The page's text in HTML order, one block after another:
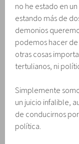
no he estado en
estando más de
demonios
podemos hacer
otras cosas
tertulianos, ni
Simplemente
un juicio infalible,
de conducirnos
política.